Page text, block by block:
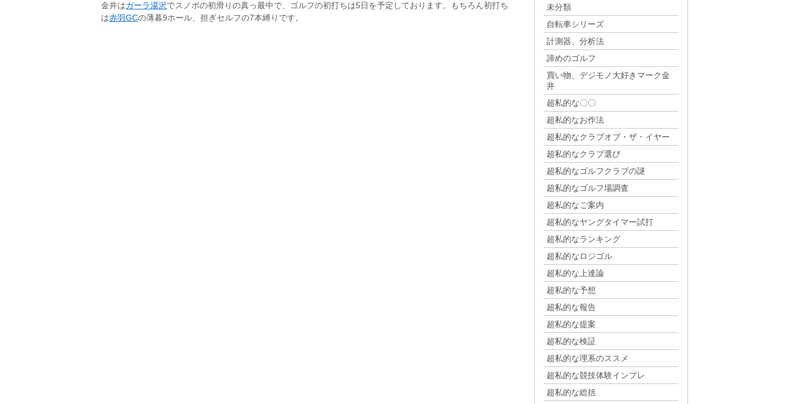
金井はガーラ湯沢でスノボの初滑りの真っ最中で、ゴルフの初打ちは5日を予定しております。もちろん初打ち
は赤羽GCの薄暮9ホール、担ぎセルフの7本縛りです。
未分類
自転車シリーズ
計測器、分析法
諦めのゴルフ
買い物、デジモノ大好きマーク金
井
超私的な〇〇
超私的なお作法
超私的なクラブオブ・ザ・イヤー
超私的なクラブ選び
超私的なゴルフクラブの謎
超私的なゴルフ場調査
超私的なご案内
超私的なヤングタイマー試打
超私的なランキング
超私的なロジゴル
超私的な上達論
超私的な予想
超私的な報告
超私的な提案
超私的な検証
超私的な理系のススメ
超私的な競技体験インプレ
超私的な総括